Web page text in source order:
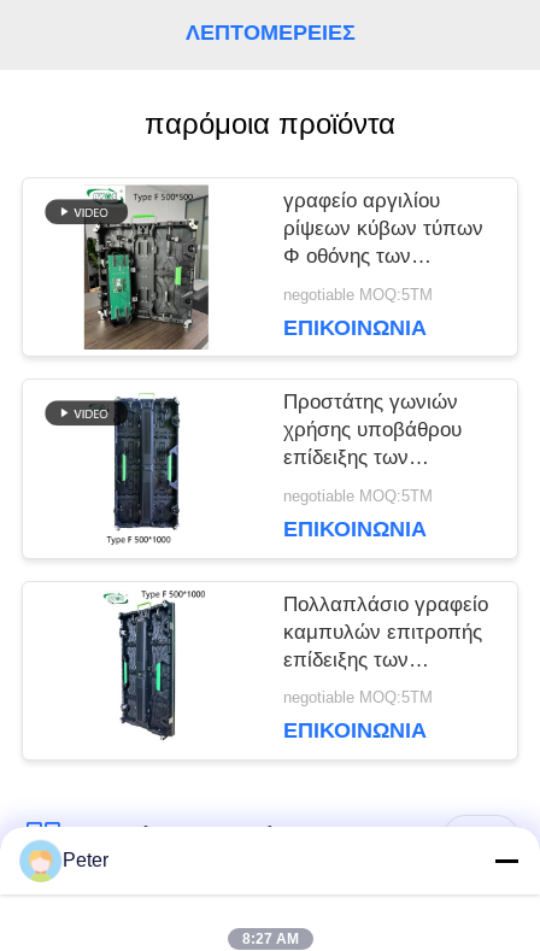
ΖΗΤΉΣΤΕ
ΜΙΑ
ΠΡΟΣΦΟΡΆ
ΧΆΡΤΗΣ
ΙΣΤΌΤΟΠΟΥ
ΠΟΛΙΤΙΚΉ
ΜΥΣΤΙΚΌΤΗΤΑΣ
ΛΕΠΤΟΜΈΡΕΙΕΣ
παρόμοια προϊόντα
γραφείο αργιλίου
ρίψεων κύβων τύπων
Φ οθόνης των
οδηγήσεων συναυλίας
negotiable MOQ:5ΤΜ
ΕΠΙΚΟΙΝΩΝΊΑ
Προστάτης γωνιών
χρήσης υποβάθρου
επίδειξης των
οδηγήσεων σκηνικού
1R1G1B
negotiable MOQ:5ΤΜ
ΕΠΙΚΟΙΝΩΝΊΑ
Πολλαπλάσιο γραφείο
καμπυλών επιτροπής
επίδειξης των
οδηγήσεων σκηνικού
negotiable MOQ:5ΤΜ
ΕΠΙΚΟΙΝΩΝΊΑ
Λαϊκή κατηγορία
Εσωτερική οθόνη
Peter
8:27 AM